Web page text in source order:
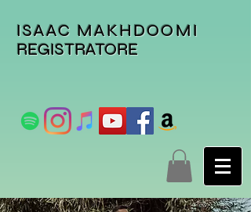
ISAAC MAKHDOOMI
REGISTRATORE